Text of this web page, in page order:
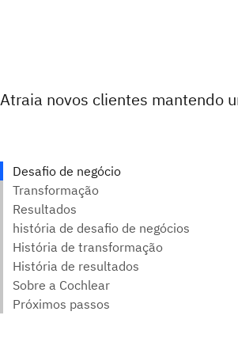
Atraia novos clientes mantendo